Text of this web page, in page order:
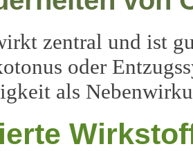
zentral und ist
oder
als